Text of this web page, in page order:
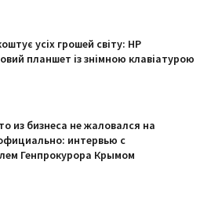
усіх грошей світу: HP
планшет із знімною клавіатурою
из бизнеса не жаловался на
интервью с
Генпрокурора Крымом